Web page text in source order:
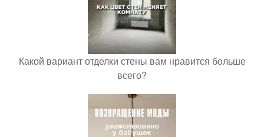
Какой вариант отделки стены вам нравится больше
всего?